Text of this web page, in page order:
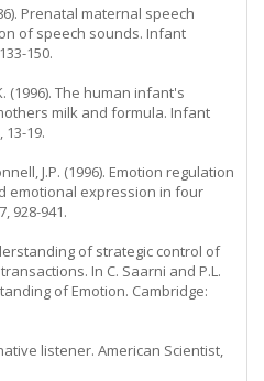
Prenatal maternal speech
of speech sounds. Infant
150.
(1996). The human infant's
milk and formula. Infant
19.
J.P. (1996). Emotion regulation
emotional expression in four
928-941.
of strategic control of
In C. Saarni and P.L.
of Emotion. Cambridge:
listener. American Scientist,